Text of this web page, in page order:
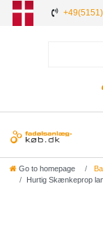
Go to homepage
Hurtig Skænkeprop